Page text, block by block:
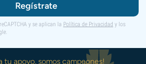
Regístrate
y se aplican la Política de Privacidad y los
tu apoyo, somos campeones!